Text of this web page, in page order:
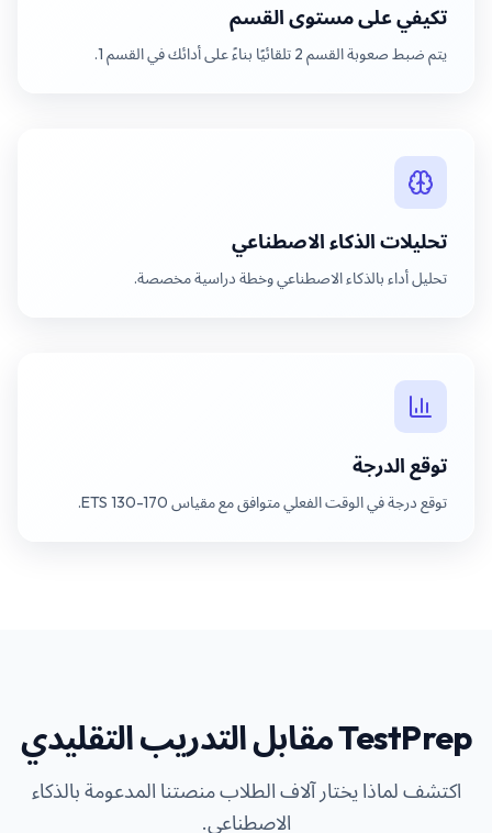
تكيفي على مستوى القسم
يتم ضبط صعوبة القسم 2 تلقائيًا بناءً على أدائك في القسم 1.
تحليلات الذكاء الاصطناعي
تحليل أداء بالذكاء الاصطناعي وخطة دراسية مخصصة.
توقع الدرجة
توقع درجة في الوقت الفعلي متوافق مع مقياس ETS 130-170.
TestPrep مقابل التدريب التقليدي
اكتشف لماذا يختار آلاف الطلاب منصتنا المدعومة بالذكاء
الاصطناعي.